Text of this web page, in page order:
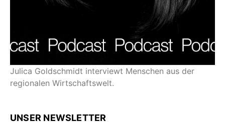
Julica Goldschmidt interviewt Menschen aus der
regionalen Wirtschaftswelt.
UNSER NEWSLETTER